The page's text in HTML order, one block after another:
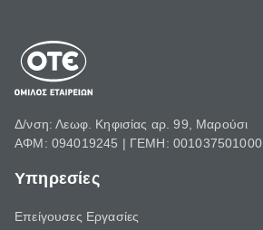
Δ/νση: Λεωφ. Κηφισίας αρ. 99, Μαρούσι
ΑΦΜ: 094019245 | ΓΕΜΗ: 001037501000
Υπηρεσίες
Επείγουσες Εργασίες